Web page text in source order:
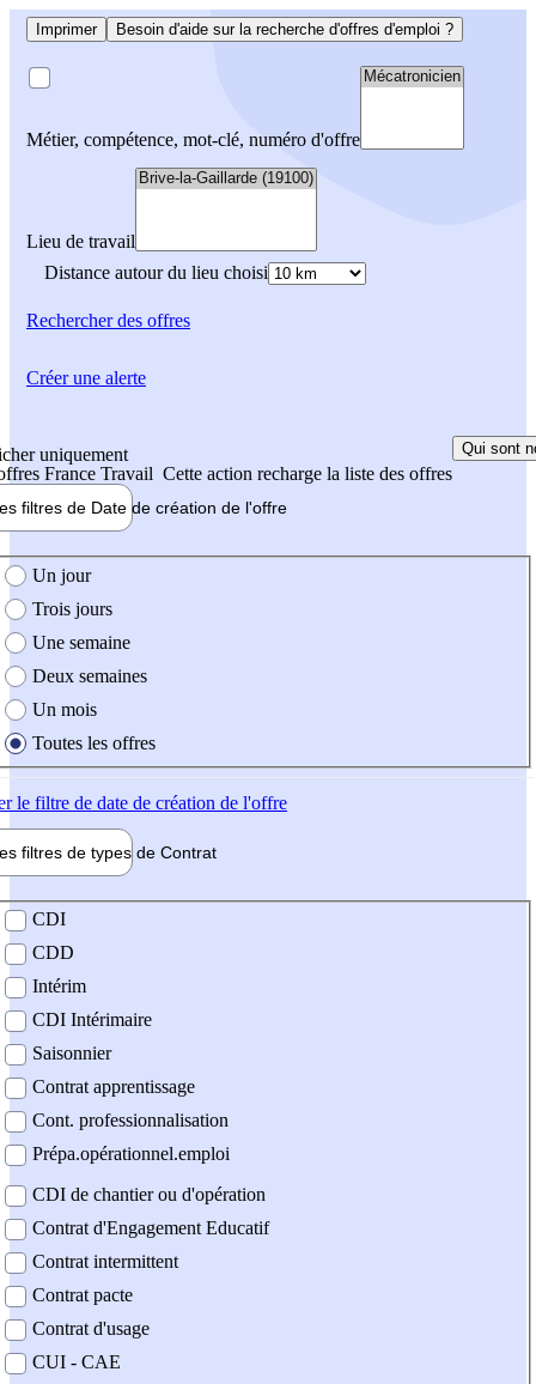
Imprimer Besoin d'aide sur la recherche d'offres d'emploi ?
Métier, compétence, mot-clé, numéro d'offre
Lieu de travail
Distance autour du lieu choisi
Rechercherdes offres
uniquement
France Travail Cette action recharge la liste des offres
Qui sont
filtres de Date de création de l'offre
création de l'offre
Un jour
Trois jours
Une semaine
Deux semaines
Un mois
Toutes les offres
le filtre de date de création de l'offre
filtres de types de Contrat
contrat
CDI
CDD
Intérim
CDI Intérimaire
Saisonnier
Contrat apprentissage
Cont. professionnalisation
Prépa.opérationnel.emploi
CDI de chantier ou d'opération
Contrat d'Engagement Educatif
Contrat intermittent
Contrat pacte
Contrat d'usage
CUI - CAE
Créer une alerte